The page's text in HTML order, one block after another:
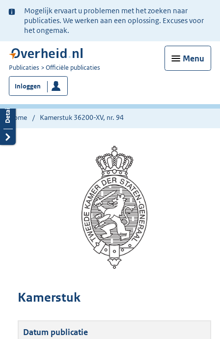
Ter
informatie:
Mogelijk ervaart u problemen met het zoeken naar
publicaties. We werken aan een oplossing. Excuses voor
het ongemak.
Menu
U
bent
nu
hier:
Publicaties Officiële publicaties
Inloggen
Home Kamerstuk 36200-XV, nr. 94
Kamerstuk